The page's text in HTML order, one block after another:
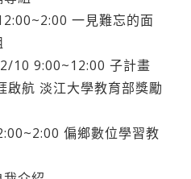
一見難忘的面
10 9:00~12:00 子計畫
啟航 淡江大學教育部獎勵
偏鄉數位學習教